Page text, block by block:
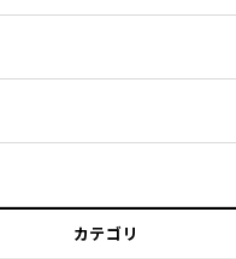
カテゴリ